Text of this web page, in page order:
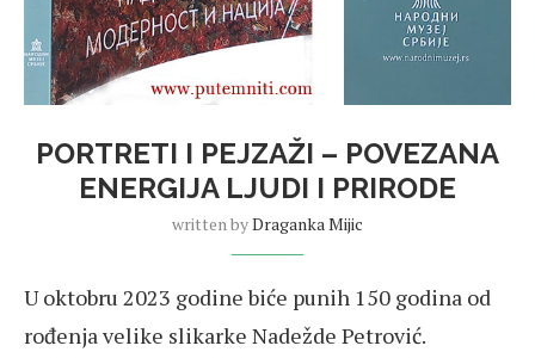
PORTRETI I PEJZAŽI – POVEZANA
ENERGIJA LJUDI I PRIRODE
written byDraganka Mijic
U oktobru 2023 godine biće punih 150 godina od
rođenja velike slikarke Nadežde Petrović.